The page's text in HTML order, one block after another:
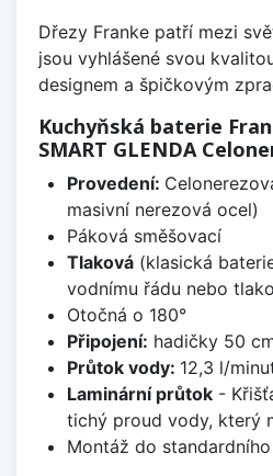
Dřezy Franke patří mezi
jsou vyhlášené svou
designem a špičkovým
Kuchyňská baterie
SMART GLENDA
Provedení:
masivní nerezová ocel)
Páková směšovací
Tlaková(klasická
vodnímu řádu nebo
Otočná o 180°
Připojení: hadičky 50
Průtok vody: 12,3 l/
Laminární průtok-
tichý proud vody, který
Montáž do